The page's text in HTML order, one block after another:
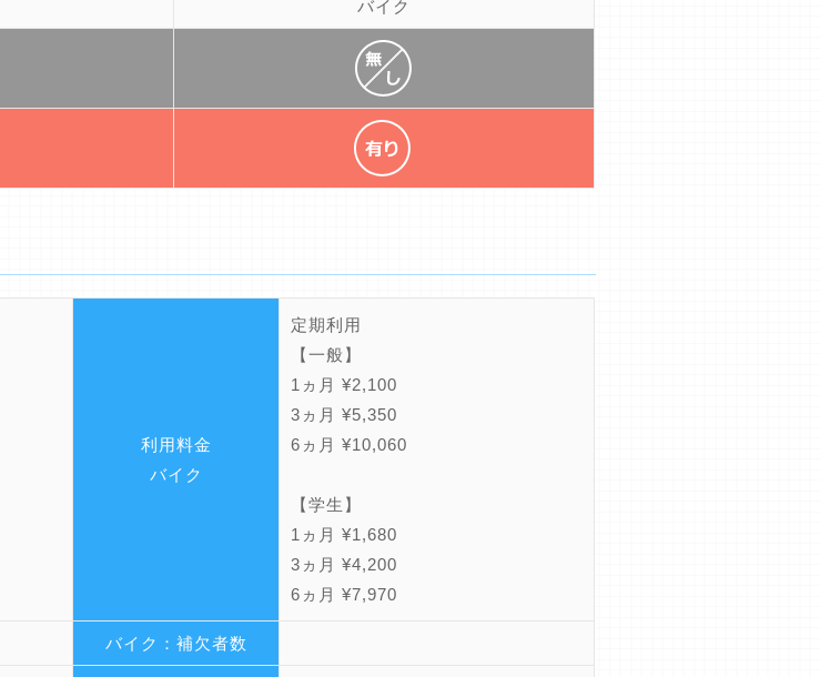
バイク
利用料金
バイク
定期利用
【一般】
1ヵ月 ¥2,100
3ヵ月 ¥5,350
6ヵ月 ¥10,060
【学生】
1ヵ月 ¥1,680
3ヵ月 ¥4,200
6ヵ月 ¥7,970
バイク：補欠者数